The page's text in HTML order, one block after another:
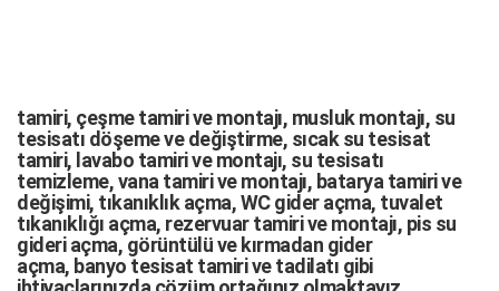
tamiri, çeşme tamirivemontajı, musluk montajı, su
tesisatı döşemeve değiştirme, sıcak su tesisat
tamiri, lavabo tamirivemontajı, su tesisatı
temizleme,vana tamirivemontajı, batarya tamirive
değişimi, tıkanıklık açma,WC gider açma, tuvalet
tıkanıklığı açma, rezervuar tamirive montajı, pis su
gideri açma, görüntülü ve kırmadan gider
açma, banyo tesisat tamirivetadilatı gibi